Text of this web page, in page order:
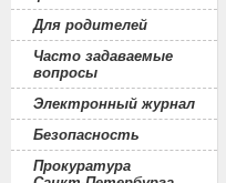
Для родителей
Часто задаваемые
вопросы
Электронный журнал
Безопасность
Прокуратура